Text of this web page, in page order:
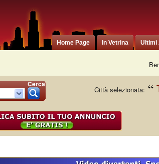
Home Page In Vetrina Ultimi
Cerca
Città selezionata: